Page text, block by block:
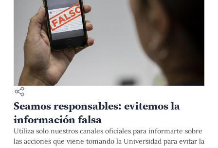
Seamos responsables: evitemos la
información falsa
Utiliza solo nuestros canales oficiales para informarte sobre
las acciones que viene tomando la Universidad para evitar la